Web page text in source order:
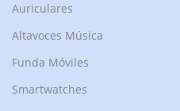
Auriculares
Altavoces Música
Funda Móviles
Smartwatches